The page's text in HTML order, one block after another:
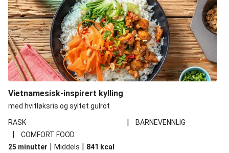
Vietnamesisk-inspirert kylling
med hvitløksris og syltet gulrot
RASK
| BARNEVENNLIG
|
COMFORT FOOD
25 minutter | Middels | 841 kcal